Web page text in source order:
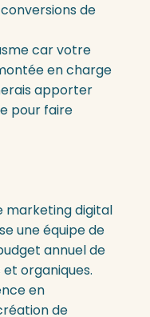
de
car votre
en charge
apporter
pour faire
marketing digital
une équipe de
annuel de
organiques.
en
de